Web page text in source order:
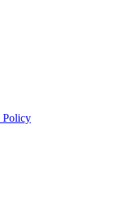
Policy